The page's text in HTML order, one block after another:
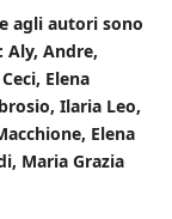
agli autori sono
Aly, Andre,
Elena
Ilaria Leo,
Elena
Maria Grazia